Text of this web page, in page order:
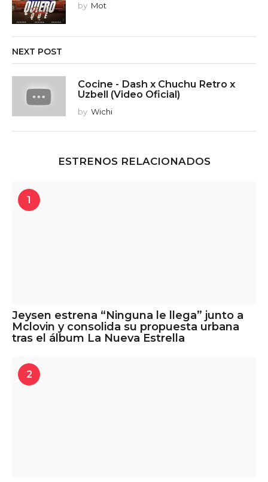
by Mot
NEXT POST
Cocine - Dash x Chuchu Retro x
Uzbell (Video Oficial)
by Wichi
ESTRENOS RELACIONADOS
1
Jeysen estrena “Ninguna le llega” junto a
Mclovin y consolida su propuesta urbana
tras el álbum La Nueva Estrella
2